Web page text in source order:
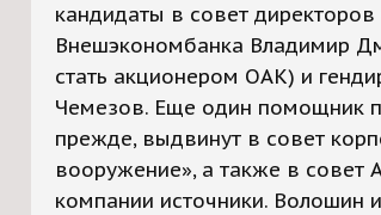
кандидаты в совет
Внешэкономбанка Владимир
стать акционером ОАК) и
Чемезов. Еще один помощник
прежде, выдвинут в совет
вооружение», а также в совет
компании источники. Волошин